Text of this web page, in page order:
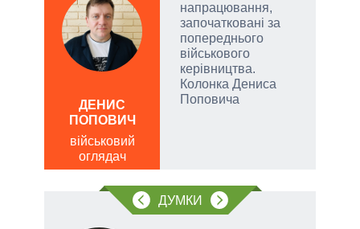
напрацювання,
започатковані за
попереднього
військового
керівництва.
Колонка Дениса
Поповича
ДЕНИС
ПОПОВИЧ
військовий
оглядач
ДУМКИ